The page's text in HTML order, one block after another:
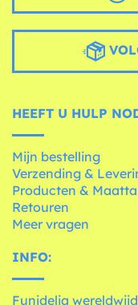
HEEFT U HULP
Mijn bestelling
Verzending &
Producten &
Retouren
Meer vragen
INFO:
Funidelia wereldwijd